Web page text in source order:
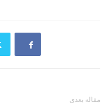
مقاله بعدی